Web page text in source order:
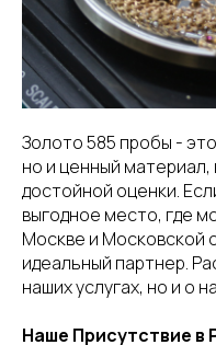
Золото 585 пробы -
но и ценный
достойной оценки.
выгодное место, где
Москве и Московской
идеальный партнер.
наших услугах, но и о
Наше Присутствие в